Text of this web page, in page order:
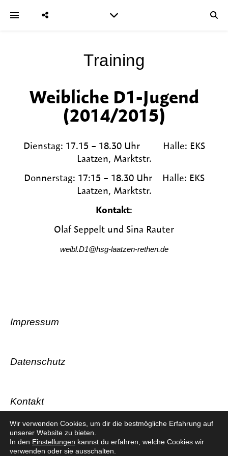
Training
Weibliche D1-Jugend
(2014/2015)
Dienstag: 17.15 – 18.30 Uhr Halle: EKS
Laatzen, Marktstr.
Donnerstag: 17:15 – 18.30 Uhr Halle: EKS
Laatzen, Marktstr.
Kontakt:
Olaf Seppelt und Sina Rauter
weibl.D1@hsg-laatzen-rethen.de
Impressum
Datenschutz
Kontakt
© HSG Laatzen-Rethen 2026
Wir verwenden Cookies, um dir die bestmögliche Erfahrung auf
unserer Website zu bieten.
In den Einstellungen kannst du erfahren, welche Cookies wir
verwenden oder sie ausschalten.